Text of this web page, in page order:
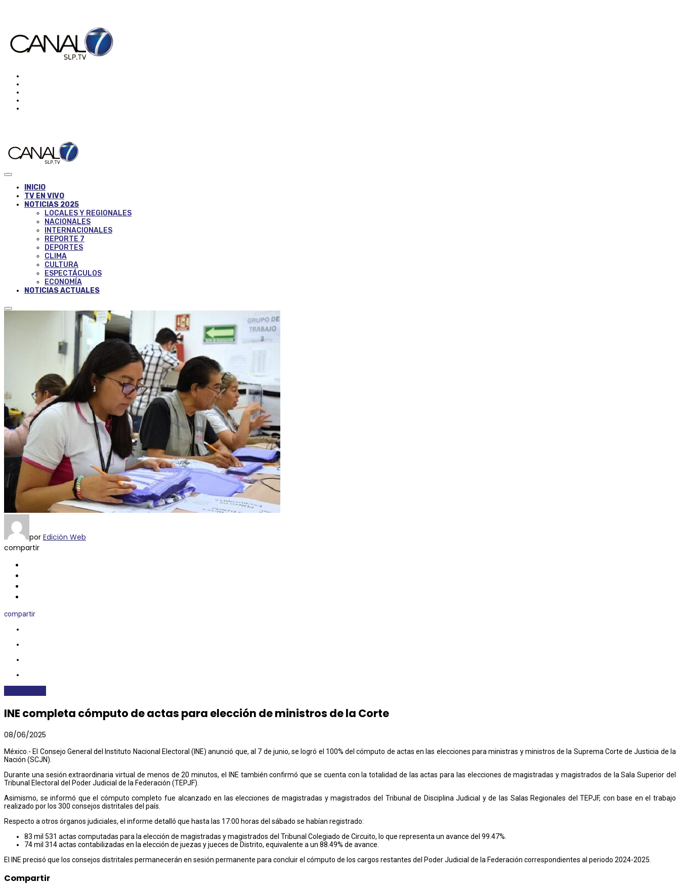
INICIO
TV EN VIVO
NOTICIAS 2025
LOCALES Y REGIONALES
NACIONALES
INTERNACIONALES
REPORTE 7
DEPORTES
CLIMA
CULTURA
ESPECTÁCULOS
ECONOMÍA
NOTICIAS ACTUALES
por Edición Web
compartir
compartir
INE completa cómputo de actas para elección de ministros de la Corte
08/06/2025
México.- El Consejo General del Instituto Nacional Electoral (INE) anunció que, al 7 de junio, se logró el 100% del cómputo de actas en las elecciones para ministras y ministros de la Suprema Corte de Justicia de la
Nación (SCJN).
Durante una sesión extraordinaria virtual de menos de 20 minutos, el INE también confirmó que se cuenta con la totalidad de las actas para las elecciones de magistradas y magistrados de la Sala Superior del
Tribunal Electoral del Poder Judicial de la Federación (TEPJF).
Asimismo, se informó que el cómputo completo fue alcanzado en las elecciones de magistradas y magistrados del Tribunal de Disciplina Judicial y de las Salas Regionales del TEPJF, con base en el trabajo
realizado por los 300 consejos distritales del país.
Respecto a otros órganos judiciales, el informe detalló que hasta las 17:00 horas del sábado se habían registrado:
83 mil 531 actas computadas para la elección de magistradas y magistrados del Tribunal Colegiado de Circuito, lo que representa un avance del 99.47%.
74 mil 314 actas contabilizadas en la elección de juezas y jueces de Distrito, equivalente a un 88.49% de avance.
El INE precisó que los consejos distritales permanecerán en sesión permanente para concluir el cómputo de los cargos restantes del Poder Judicial de la Federación correspondientes al periodo 2024-2025.
Compartir